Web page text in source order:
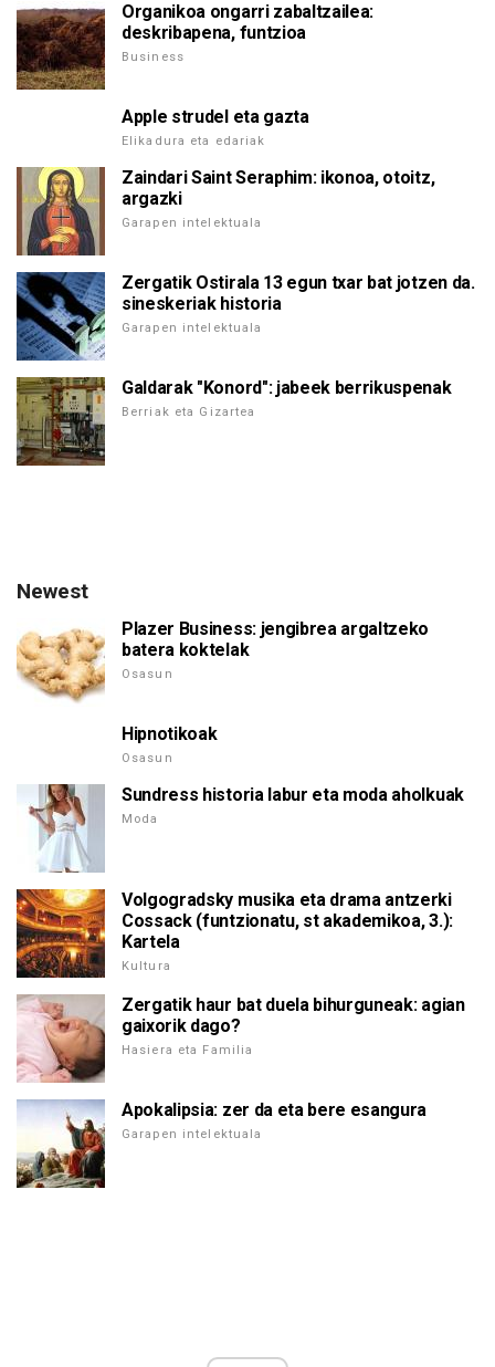
Organikoa ongarri zabaltzailea:
deskribapena, funtzioa
Business
Apple strudel eta gazta
Elikadura eta edariak
Zaindari Saint Seraphim: ikonoa, otoitz,
argazki
Garapen intelektuala
Zergatik Ostirala 13 egun txar bat jotzen da.
sineskeriak historia
Garapen intelektuala
Galdarak "Konord": jabeek berrikuspenak
Berriak eta Gizartea
Newest
Plazer Business: jengibrea argaltzeko
batera koktelak
Osasun
Hipnotikoak
Osasun
Sundress historia labur eta moda aholkuak
Moda
Volgogradsky musika eta drama antzerki
Cossack (funtzionatu, st akademikoa, 3.):
Kartela
Kultura
Zergatik haur bat duela bihurguneak: agian
gaixorik dago?
Hasiera eta Familia
Apokalipsia: zer da eta bere esangura
Garapen intelektuala